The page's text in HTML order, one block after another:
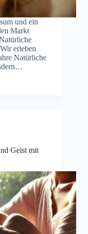
und ein
Markt
erleben
Natürliche
Geist mit